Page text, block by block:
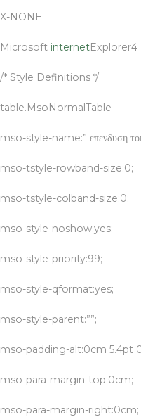
X-NONE
Microsoft internetExplorer4
/* Style Definitions */
table.MsoNormalTable
mso-style-name:” επενδυση
mso-tstyle-rowband-size:0;
mso-tstyle-colband-size:0;
mso-style-noshow:yes;
mso-style-priority:99;
mso-style-qformat:yes;
mso-style-parent:””;
mso-padding-alt:0cm 5.4pt
mso-para-margin-top:0cm;
mso-para-margin-right:0cm;